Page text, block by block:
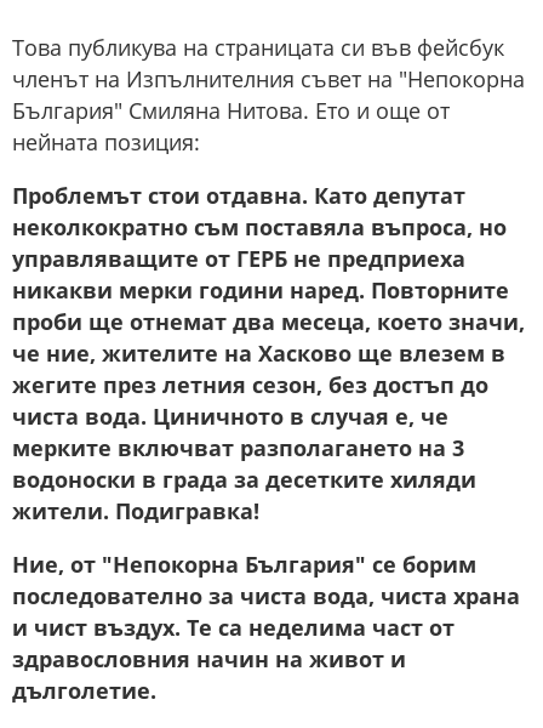
Това публикува на страницата си във фейсбук
членът на Изпълнителния съвет на "Непокорна
България" Смиляна Нитова. Ето и още от
нейната позиция:
Проблемът стои отдавна. Като депутат
неколкократно съм поставяла въпроса, но
управляващите от ГЕРБ не предприеха
никакви мерки години наред. Повторните
проби ще отнемат два месеца, което значи,
че ние, жителите на Хасково ще влезем в
жегите през летния сезон, без достъп до
чиста вода. Циничното в случая е, че
мерките включват разполагането на 3
водоноски в града за десетките хиляди
жители. Подигравка!
Ние, от "Непокорна България" се борим
последователно за чиста вода, чиста храна
и чист въздух. Те са неделима част от
здравословния начин на живот и
дълголетие.